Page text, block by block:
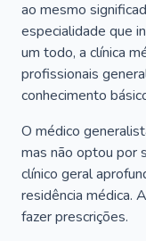
ao mesmo
especialidade que
um todo, a clínica
profissionais
conhecimento
O médico
mas não optou por
clínico geral
residência médica.
fazer prescrições.